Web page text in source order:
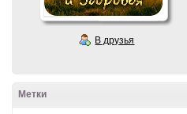
В друзья
Метки